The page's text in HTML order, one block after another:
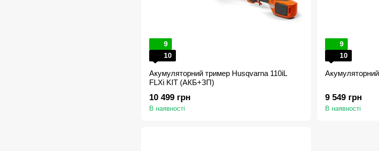
9
10
Акумуляторний тример Husqvarna 110iL
FLXi KІТ (АКБ+ЗП)
10 499 грн
В наявності
9
10
9 549 грн
В наявності